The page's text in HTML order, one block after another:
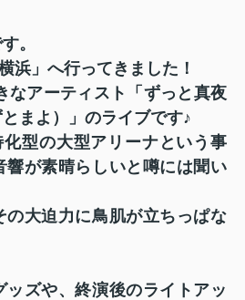
。
浜」 へ行ってきました！
なアーティスト
「ずっと真夜
まよ）」のライブです♪
型の大型アリーナという事
響が素晴らしいと噂には聞い
の大迫力に鳥肌が立ちっぱな
ズや、終演後のライトアッ